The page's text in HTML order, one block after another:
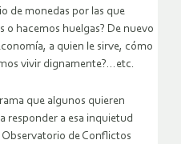
de monedas por las que
o hacemos huelgas? De nuevo
a quien le sirve, cómo
vivir dignamente?…etc.
que algunos quieren
responder a esa inquietud
Observatorio de Conflictos